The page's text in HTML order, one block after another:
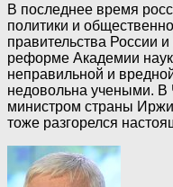
В последнее время
политики и
правительства России
реформе Академии
неправильной и
недовольна учеными.
министром страны
тоже разгорелся